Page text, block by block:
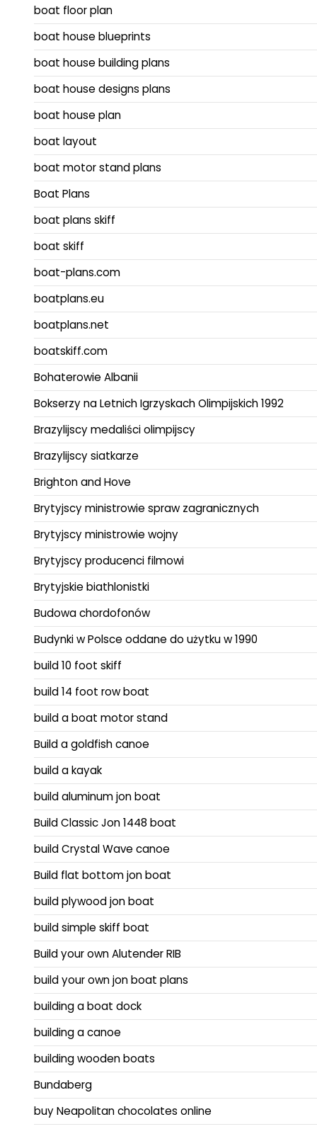
boat floor plan
boat house blueprints
boat house building plans
boat house designs plans
boat house plan
boat layout
boat motor stand plans
Boat Plans
boat plans skiff
boat skiff
boat-plans.com
boatplans.eu
boatplans.net
boatskiff.com
Bohaterowie Albanii
Bokserzy na Letnich Igrzyskach Olimpijskich 1992
Brazylijscy medaliści olimpijscy
Brazylijscy siatkarze
Brighton and Hove
Brytyjscy ministrowie spraw zagranicznych
Brytyjscy ministrowie wojny
Brytyjscy producenci filmowi
Brytyjskie biathlonistki
Budowa chordofonów
Budynki w Polsce oddane do użytku w 1990
build 10 foot skiff
build 14 foot row boat
build a boat motor stand
Build a goldfish canoe
build a kayak
build aluminum jon boat
Build Classic Jon 1448 boat
build Crystal Wave canoe
Build flat bottom jon boat
build plywood jon boat
build simple skiff boat
Build your own Alutender RIB
build your own jon boat plans
building a boat dock
building a canoe
building wooden boats
Bundaberg
buy Neapolitan chocolates online